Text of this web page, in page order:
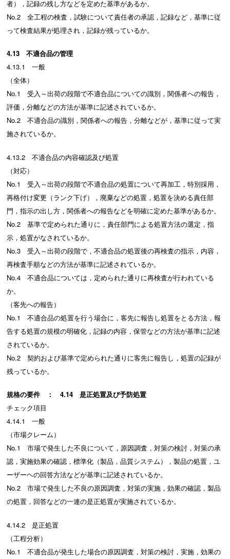
者），記録の残し方などを定めた基準があるか。
No.2 全工程の検査，試験について責任者の承認，記録など，基準に従
って検査結果が処理され，記録が残っているか。
4.13 不適合品の管理
4.13.1 一般
（全体）
No.1 受入～出荷の段階で不適合品についての識別，関係者への報告，
評価，分離などの方法が基準に記述されているか。
No.2 不適合品の識別，関係者への報告，分離などが，基準に従って実
施されているか。
4.13.2 不適合品の内容確認及び処置
（対応）
No.1 受入～出荷の段階で不適合品の処置について再加工，特別採用，
再格付け変更（ランク下げ），廃棄などの処置，処置を決める責任部
門，指示の出し方，関係者への報告などを明確に定めた基準があるか。
No.2 基準で定められた通りに，責任部門による処置方法の選定，指
示，処置がなされているか。
No.3 受入～出荷の段階で，不適合品の処置後の再検査の指示，内容，
再検査手順などの方法が基準に記述されているか。
No.4 不適合品については，定められた通りに再検査が行われている
か。
（客先への報告）
No.1 不適合品の処置を行う場合に，客先に報告し処置をとる方法，報
告する処置の規模の明確化，記録の内容，保管などの方法が基準に記述
されているか。
No.2 契約および基準で定められた通りに客先に報告し，処置の記録が
残っているか。
規格の要件 ： 4.14 是正処置及び予防処置
チェック項目
4.14.1 一般
（市場クレーム）
No.1 市場で発生した不良について，原因調査，対策の検討，対策の承
認，実施効果の確認，標準化（製品，品質システム），製品の処置，ユ
ーザーヘの回答方法などが基準に記述されているか。
No.2 市場で発生した不良の原因調査，対策の実施，効果の確認，製品
の処置，回答などの一連の是正処置が実施されているか。
4.14.2 是正処置
（工程分析）
No.1 不適合品が発生した場合の原因調査，対策の検討，実施，効果の